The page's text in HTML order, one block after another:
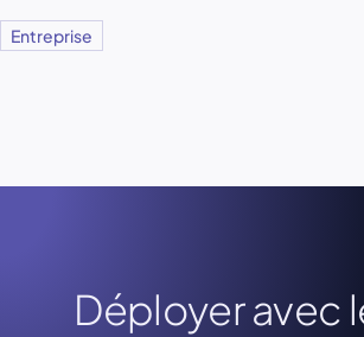
Entreprise
Déployer avec